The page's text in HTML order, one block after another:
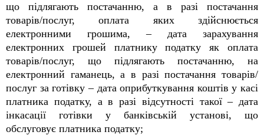
що підлягають постачанню, а в разі постачання
товарів/послуг, оплата яких здійснюється
електронними грошима, – дата зарахування
електронних грошей платнику податку як оплата
товарів/послуг, що підлягають постачанню, на
електронний гаманець, а в разі постачання товарів/
послуг за готівку – дата оприбуткування коштів у касі
платника податку, а в разі відсутності такої – дата
інкасації готівки у банківській установі, що
обслуговує платника податку;